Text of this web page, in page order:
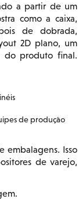
a partir de um
como a caixa,
de dobrada,
2D plano, um
do produto final.
de produção
embalagens. Isso
de varejo,